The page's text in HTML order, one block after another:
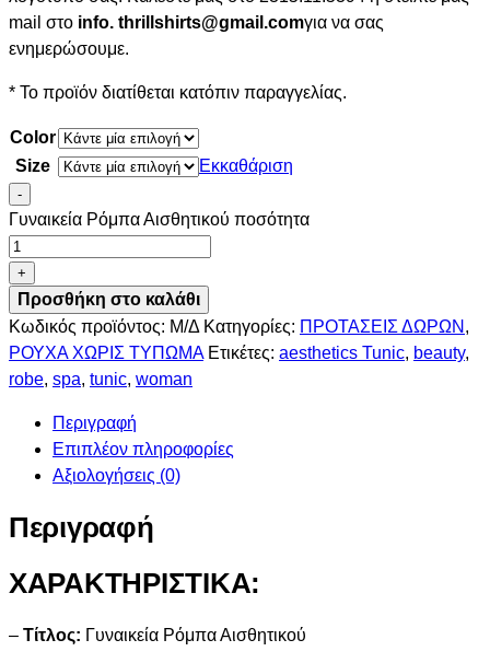
mail στο info. thrillshirts@gmail.comγια να σας
ενημερώσουμε.
* Το προϊόν διατίθεται κατόπιν παραγγελίας.
Color
Size
Εκκαθάριση
-
Γυναικεία Ρόμπα Αισθητικού ποσότητα
+
Προσθήκη στο καλάθι
Κωδικός προϊόντος: Μ/Δ Κατηγορίες: ΠΡΟΤΑΣΕΙΣ ΔΩΡΩΝ ,
ΡΟΥΧΑ ΧΩΡΙΣ ΤΥΠΩΜΑ Ετικέτες: aesthetics Tunic, beauty,
robe, spa, tunic, woman
Περιγραφή
Επιπλέον πληροφορίες
Αξιολογήσεις (0)
Περιγραφή
ΧΑΡΑΚΤΗΡΙΣΤΙΚΑ:
– Τίτλος: Γυναικεία Ρόμπα Αισθητικού